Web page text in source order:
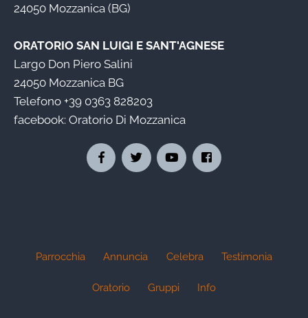
24050 Mozzanica (BG)
ORATORIO SAN LUIGI E SANT'AGNESE
Largo Don Piero Salini
24050 Mozzanica BG
Telefono +39 0363 828203
facebook: Oratorio Di Mozzanica
Parrocchia Annuncia Celebra Testimonia
Oratorio Gruppi Info